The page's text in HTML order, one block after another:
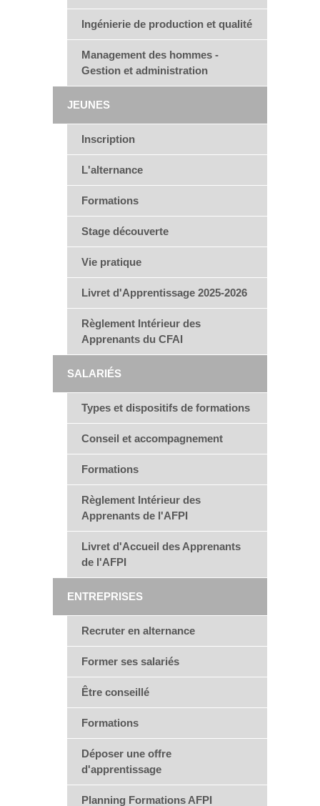
Ingénierie de production et qualité
Management des hommes -
Gestion et administration
JEUNES
Inscription
L'alternance
Formations
Stage découverte
Vie pratique
Livret d'Apprentissage 2025-2026
Règlement Intérieur des
Apprenants du CFAI
SALARIÉS
Types et dispositifs de formations
Conseil et accompagnement
Formations
Règlement Intérieur des
Apprenants de l'AFPI
Livret d'Accueil des Apprenants
de l'AFPI
ENTREPRISES
Recruter en alternance
Former ses salariés
Être conseillé
Formations
Déposer une offre
d'apprentissage
Planning Formations AFPI